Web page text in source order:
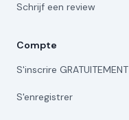
Schrijf een review
Compte
S'inscrire GRATUITEMENT
S'enregistrer